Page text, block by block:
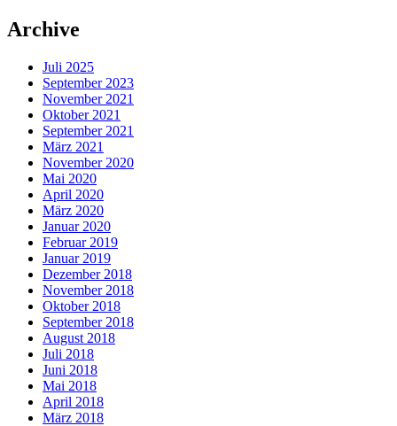
Archive
Juli 2025
September 2023
November 2021
Oktober 2021
September 2021
März 2021
November 2020
Mai 2020
April 2020
März 2020
Januar 2020
Februar 2019
Januar 2019
Dezember 2018
November 2018
Oktober 2018
September 2018
August 2018
Juli 2018
Juni 2018
Mai 2018
April 2018
März 2018